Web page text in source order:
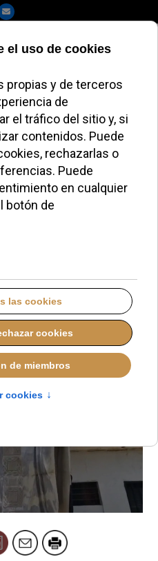
al Papa
una
estatua
en
03 NOVIEMBRE 2025 12:49